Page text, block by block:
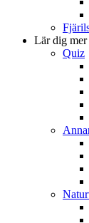
Lär dig mer
Quiz